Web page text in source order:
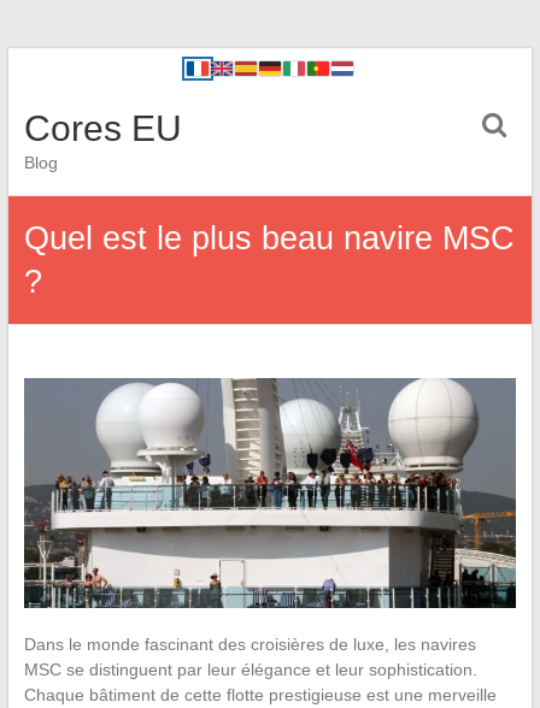
Cores EU
Blog
Quel est le plus beau navire MSC
?
Dans le monde fascinant des croisières de luxe, les navires
MSC se distinguent par leur élégance et leur sophistication.
Chaque bâtiment de cette flotte prestigieuse est une merveille